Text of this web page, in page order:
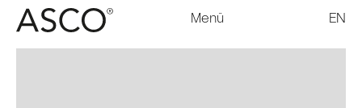
Menü EN